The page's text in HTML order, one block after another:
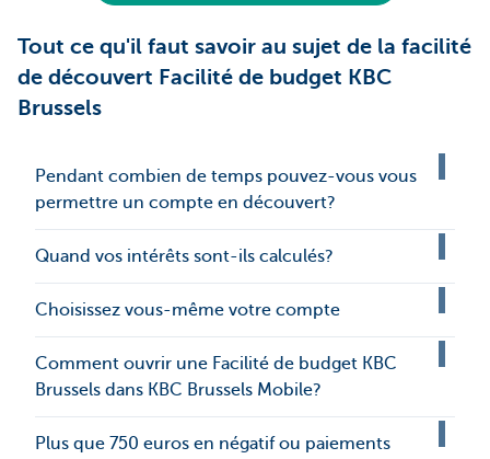
Tout ce qu'il faut savoir au sujet de la facilité
de découvert Facilité de budget KBC
Brussels
Pendant combien de temps pouvez-vous vous
permettre un compte en découvert?
Quand vos intérêts sont-ils calculés?
Choisissez vous-même votre compte
Comment ouvrir une Facilité de budget KBC
Brussels dans KBC Brussels Mobile?
Plus que 750 euros en négatif ou paiements